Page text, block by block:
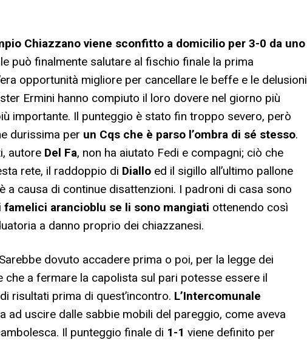
Chiazzano viene sconfitto a domicilio per 3-0 da uno
può finalmente salutare al fischio finale la prima
opportunità migliore per cancellare le beffe e le delusioni
Ermini hanno compiuto il loro dovere nel giorno più
importante. Il punteggio è stato fin troppo severo, però
durissima per un Cqs che è parso l’ombra di sé stesso.
autore Del Fa, non ha aiutato Fedi e compagni; ciò che
rete, il raddoppio di Diallo ed il sigillo all’ultimo pallone
a causa di continue disattenzioni. I padroni di casa sono
famelici arancioblu se li sono mangiati ottenendo così
a danno proprio dei chiazzanesi.
dovuto accadere prima o poi, per la legge dei
che a fermare la capolista sul pari potesse essere il
risultati prima di quest’incontro. L’Intercomunale
ad uscire dalle sabbie mobili del pareggio, come aveva
Il punteggio finale di 1-1 viene definito per